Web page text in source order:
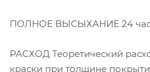
ПОЛНОЕ ВЫСЫХАНИЕ 24
РАСХОД Теоретический
краски при толщине